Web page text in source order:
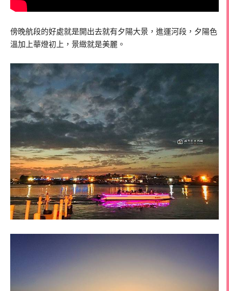
傍晚航段的好處就是開出去就有夕陽大景，進運河段，夕陽色
溫加上華燈初上，景緻就是美麗。